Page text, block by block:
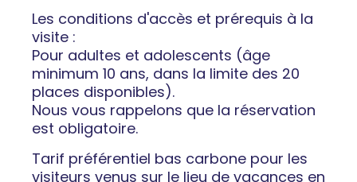
Les conditions d'accès et prérequis à la
visite :
Pour adultes et adolescents (âge
minimum 10 ans, dans la limite des 20
places disponibles).
Nous vous rappelons que la réservation
est obligatoire.
Tarif préférentiel bas carbone pour les
visiteurs venus sur le lieu de vacances en